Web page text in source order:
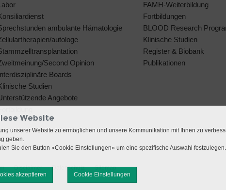
ambulante Hämatologie
autologe
Second Opinion
Boards
Studien
Angebote
FAMH-Weiterbildung
Fortbildungen
BLOOD Research
Klinische Studien
Register & Biobank
Publikationen
Disclaimer Datenschutz Sitemap
Website
unserer Website zu ermöglichen und unsere Kommunikation mit Ihnen zu
geben.
Sie den Button «Cookie Einstellungen» um eine spezifische Auswahl
akzeptieren Cookie Einstellungen